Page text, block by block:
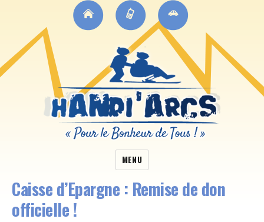
MENU
Caisse d’Epargne : Remise de don
officielle !